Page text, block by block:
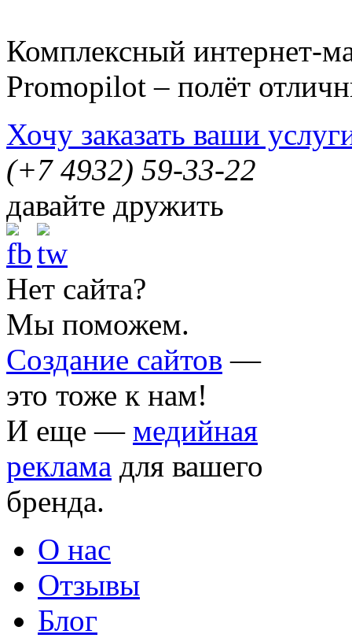
Комплексный интернет-
Promopilot – полёт
Хочу заказать ваши
(+7 4932) 59-33-22
давайте дружить
Нет сайта?
Мы поможем.
Создание сайтов —
это тоже к нам!
И еще — медийная
реклама для вашего
бренда.
О нас
Отзывы
Блог